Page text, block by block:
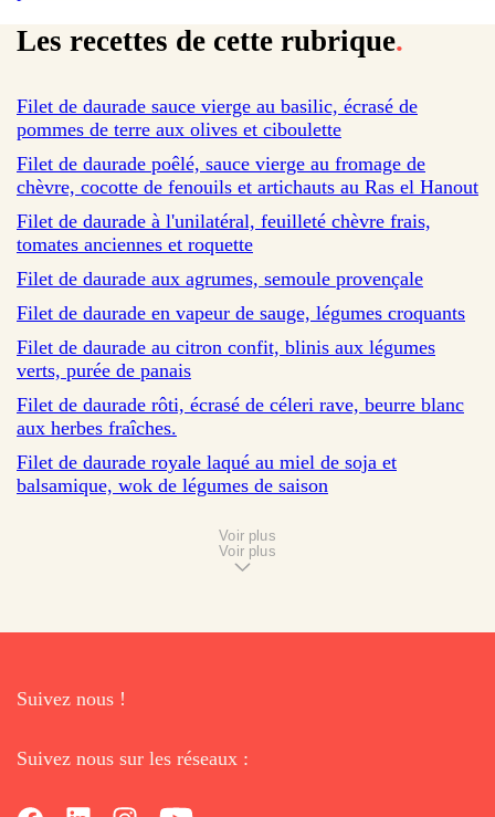
Les recettes de cette rubrique.
Filet de daurade sauce vierge au basilic, écrasé de
pommes de terre aux olives et ciboulette
sur 8 avis
Filet de daurade poêlé, sauce vierge au fromage de
chèvre, cocotte de fenouils et artichauts au Ras el Hanout
Filet de daurade à l'unilatéral, feuilleté chèvre frais,
tomates anciennes et roquette
sur 10 avis
Filet de daurade aux agrumes, semoule provençale
sur 16 avis
Filet de daurade en vapeur de sauge, légumes croquants
sur 8 avis
Filet de daurade au citron confit, blinis aux légumes
verts, purée de panais
sur 3 avis
Filet de daurade rôti, écrasé de céleri rave, beurre blanc
aux herbes fraîches.
sur 67 avis
Filet de daurade royale laqué au miel de soja et
balsamique, wok de légumes de saison
Voir plus
Voir plus
Suivez nous !
Suivez nous sur les réseaux :